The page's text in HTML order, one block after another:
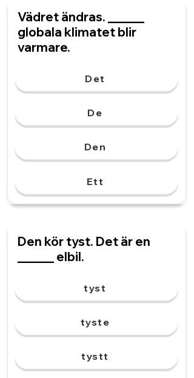
Vädret ändras. ______
globala klimatet blir
varmare.
Det
De
Den
Ett
Den kör tyst. Det är en
______ elbil.
tyst
tyste
tystt